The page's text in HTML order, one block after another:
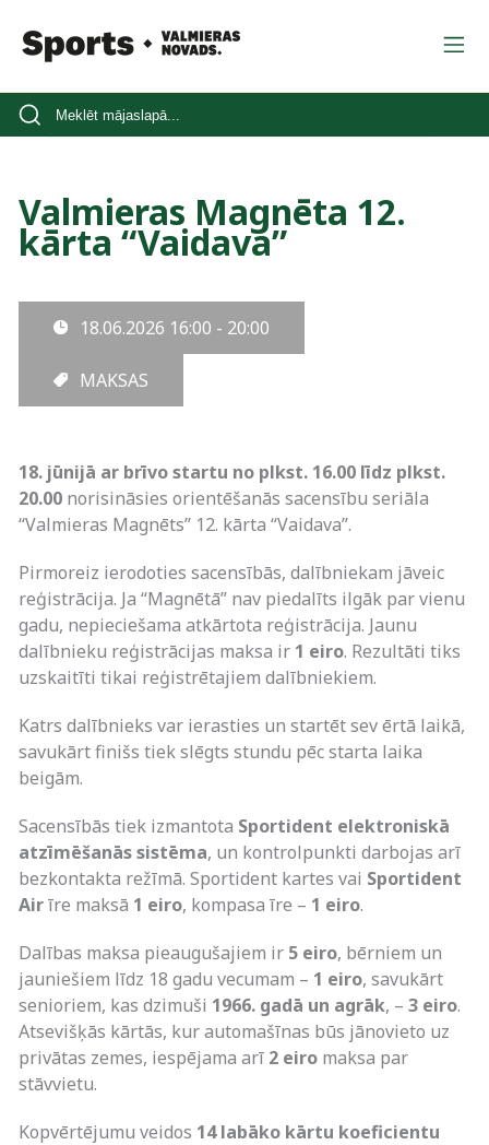
Valmieras Magnēta 12.
kārta “Vaidava”
18.06.2026 16:00 - 20:00
MAKSAS
18. jūnijā ar brīvo startu no plkst. 16.00 līdz plkst.
20.00 norisināsies orientēšanās sacensību seriāla
“Valmieras Magnēts” 12. kārta “Vaidava”.
Pirmoreiz ierodoties sacensībās, dalībniekam jāveic
reģistrācija. Ja “Magnētā” nav piedalīts ilgāk par vienu
gadu, nepieciešama atkārtota reģistrācija. Jaunu
dalībnieku reģistrācijas maksa ir 1 eiro. Rezultāti tiks
uzskaitīti tikai reģistrētajiem dalībniekiem.
Katrs dalībnieks var ierasties un startēt sev ērtā laikā,
savukārt finišs tiek slēgts stundu pēc starta laika
beigām.
Sacensībās tiek izmantota Sportident elektroniskā
atzīmēšanās sistēma, un kontrolpunkti darbojas arī
bezkontakta režīmā. Sportident kartes vai Sportident
Airīre maksā 1 eiro, kompasa īre – 1 eiro.
Dalības maksa pieaugušajiem ir 5 eiro, bērniem un
jauniešiem līdz 18 gadu vecumam – 1 eiro, savukārt
senioriem, kas dzimuši 1966. gadā un agrāk, – 3 eiro.
Atsevišķās kārtās, kur automašīnas būs jānovieto uz
privātas zemes, iespējama arī 2 eiro maksa par
stāvvietu.
Kopvērtējumu veidos 14 labāko kārtu koeficientu